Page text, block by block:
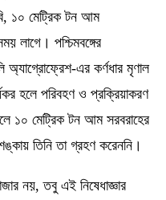
, ১০ মেট্রিক টন আম
লাগে। পশ্চিমবঙ্গের
অ্যাগ্রোফ্রেশ-এর কর্ণধার মৃণাল
হলে পরিবহণ ও প্রক্রিয়াকরণ
১০ মেট্রিক টন আম সরবরাহের
তিনি তা গ্রহণ করেননি।
নয়,তবু এই নিষেধাজ্ঞার